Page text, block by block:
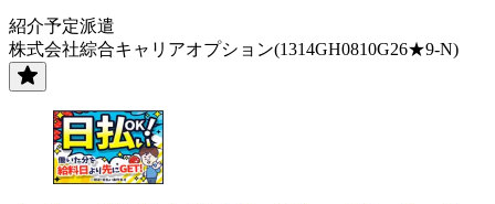
紹介予定派遣
株式会社綜合キャリアオプション(1314GH0810G26★9-N)